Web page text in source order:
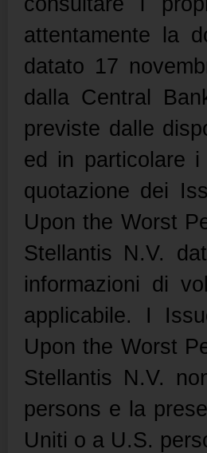
attentamente la
datato 17
dalla Central
previste dalle
ed in particolare
quotazione dei
Upon the Worst
Stellantis N.V.
informazioni di
applicabile. I
Upon the Worst
Stellantis N.V.
persons e la
Uniti o a U.S.